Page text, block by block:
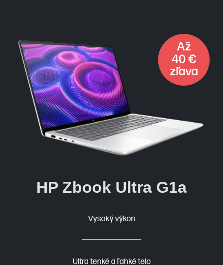
HP Zbook Ultra G1a
Vysoký výkon
Ultra tenké a ľahké telo